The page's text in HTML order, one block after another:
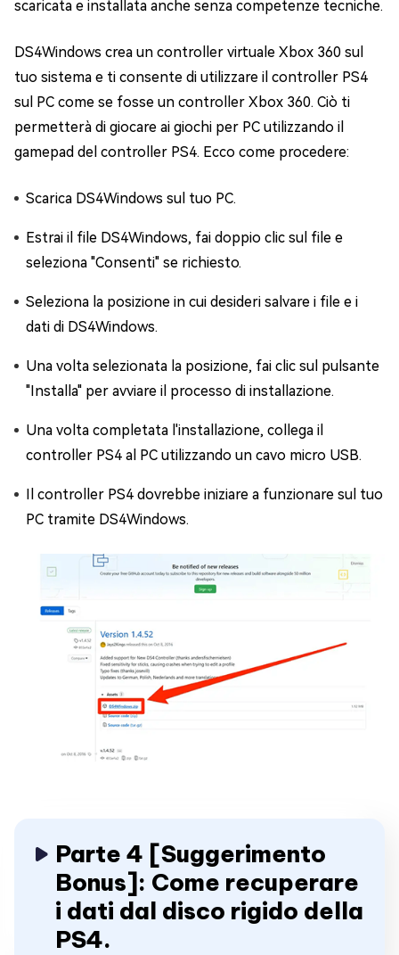
scaricata e installata anche senza competenze tecniche.
DS4Windows crea un controller virtuale Xbox 360 sul
tuo sistema e ti consente di utilizzare il controller PS4
sul PC come se fosse un controller Xbox 360. Ciò ti
permetterà di giocare ai giochi per PC utilizzando il
gamepad del controller PS4. Ecco come procedere:
Scarica DS4Windows sul tuo PC.
Estrai il file DS4Windows, fai doppio clic sul file e
seleziona "Consenti" se richiesto.
Seleziona la posizione in cui desideri salvare i file e i
dati di DS4Windows.
Una volta selezionata la posizione, fai clic sul pulsante
"Installa" per avviare il processo di installazione.
Una volta completata l'installazione, collega il
controller PS4 al PC utilizzando un cavo micro USB.
Il controller PS4 dovrebbe iniziare a funzionare sul tuo
PC tramite DS4Windows.
Parte 4 [Suggerimento
Bonus]: Come recuperare
i dati dal disco rigido della
PS4.